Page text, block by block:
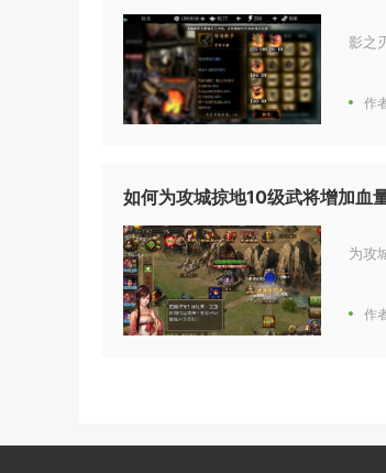
影之
作
如何为攻城掠地10级武将增加血
为攻
作